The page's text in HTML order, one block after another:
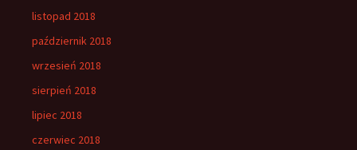
listopad 2018
październik 2018
wrzesień 2018
sierpień 2018
lipiec 2018
czerwiec 2018